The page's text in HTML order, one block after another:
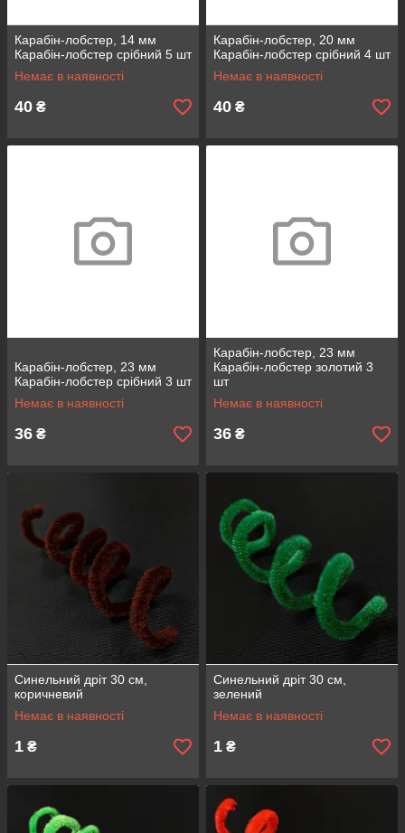
Карабін-лобстер, 14 мм
Карабін-лобстер срібний 5 шт
Немає в наявності
40 ₴
Карабін-лобстер, 20 мм
Карабін-лобстер срібний 4 шт
Немає в наявності
40 ₴
Карабін-лобстер, 23 мм
Карабін-лобстер срібний 3 шт
Немає в наявності
36 ₴
Карабін-лобстер, 23 мм
Карабін-лобстер золотий 3
шт
Немає в наявності
36 ₴
Синельний дріт 30 см,
коричневий
Немає в наявності
1 ₴
Синельний дріт 30 см,
зелений
Немає в наявності
1 ₴